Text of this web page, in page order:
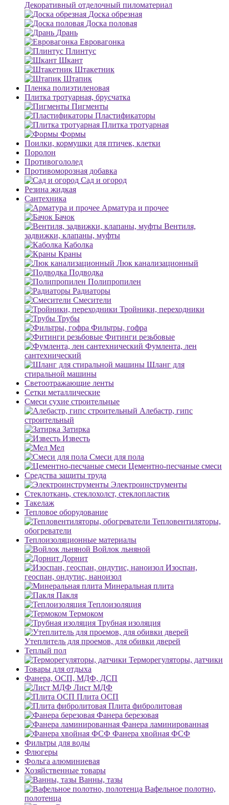
Декоративный отделочный пиломатериал
Доска обрезная
Доска половая
Дрань
Евровагонка
Плинтус
Шкант
Штакетник
Штапик
Пленка полиэтиленовая
Плитка тротуарная, брусчатка
Пигменты
Пластификаторы
Плитка тротуарная
Формы
Поилки, кормушки для птичек, клетки
Поролон
Противогололед
Противоморозная добавка
Сад и огород
Резина жидкая
Сантехника
Арматура и прочее
Бачок
Вентиля,
задвижки, клапаны, муфты
Каболка
Краны
Люк канализационный
Подводка
Полипропилен
Радиаторы
Смесители
Тройники, переходники
Трубы
Фильтры, гофра
Фитинги резьбовые
Фумлента, лен
сантехнический
Шланг для
стиральной машины
Светоотражающие ленты
Сетки металлические
Смеси сухие строительные
Алебастр, гипс
строительный
Затирка
Известь
Мел
Смеси для пола
Цементно-песчаные смеси
Средства защиты труда
Электроинструменты
Стеклоткань, стеклохолст, стеклопластик
Такелаж
Тепловое оборудование
Тепловентиляторы,
обогреватели
Теплоизоляционные материалы
Войлок льняной
Дорнит
Изоспан,
геоспан, ондутис, наноизол
Минеральная плита
Пакля
Теплоизоляция
Термоком
Трубная изоляция
Утеплитель для проемов, для обивки дверей
Теплый пол
Терморегуляторы, датчики
Товары для отдыха
Фанера, ОСП, МДФ, ДСП
Лист МДФ
Плита ОСП
Плита фибролитовая
Фанера березовая
Фанера ламинированная
Фанера хвойная ФСФ
Фильтры для воды
Флюгеры
Фольга алюминиевая
Хозяйственные товары
Ванны, тазы
Вафельное полотно,
полотенца